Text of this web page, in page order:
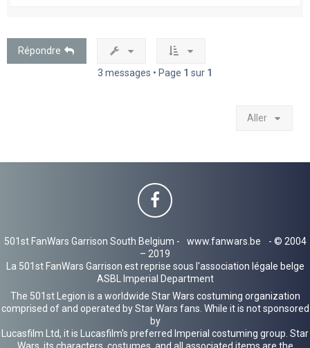
Répondre
3 messages • Page 1 sur 1
Aller
501st FanWars Garrison South Belgium - www.fanwars.be
- © 2004
– 2019
La 501st FanWars Garrison est reprise sous l'association légale belge
ASBL Imperial Department
The 501st Legion is a worldwide Star Wars costuming organization
comprised of and operated by Star Wars fans. While it is not sponsored
by
Lucasfilm Ltd, it is Lucasfilm's preferred Imperial costuming group. Star